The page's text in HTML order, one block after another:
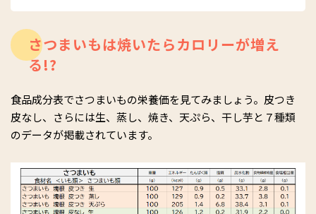
さつまいもは焼いたらカロリーが増え
る!?
食品成分表でさつまいもの栄養価を見てみましょう。皮つき
皮なし、さらには生、蒸し、焼き、天ぷら、干し芋と７種類
のデータが掲載されています。